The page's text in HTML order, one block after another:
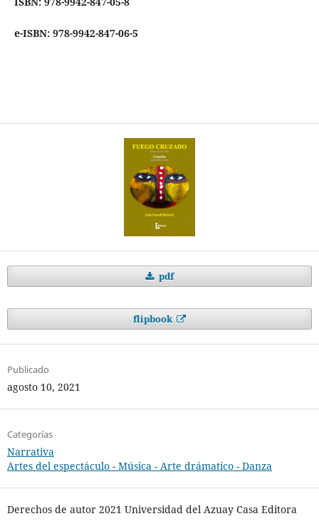
e-ISBN: 978-9942-847-06-5
pdf
flipbook
Publicado
agosto 10, 2021
Categorías
Narrativa
Artes del espectáculo - Música - Arte drámatico - Danza
Derechos de autor 2021 Universidad del Azuay Casa Editora